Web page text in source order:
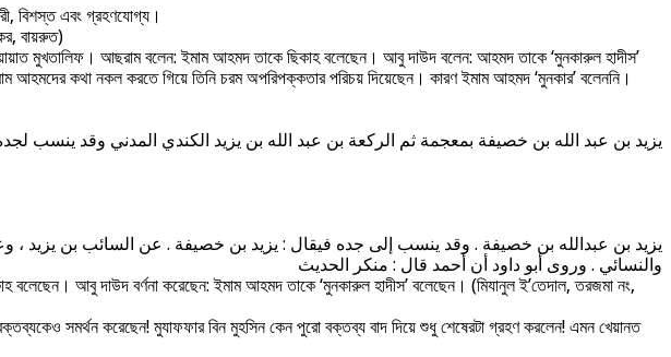
বিশস্ত এবং গ্রহণযোগ্য।
বায়রুত)
মুখতালিফ। আছরাম বলেন: ইমাম আহমদ তাকে ছিকাহ বলেছেন। আবু দাউদ বলেন: আহমদ তাকে ‘মুনকারুল হাদীস’
আহমদের কথা নকল করতে গিয়ে তিনি চরম অপরিপক্কতার পরিচয় দিয়েছেন। কারণ ইমাম আহমদ ‘মুনকার’ বলেননি।
يزيد بن عبد الله بن خصيفة بمعجمة ثم الركعة بن عبد الله بن يزيد الكندي المدني وقد ينسب
يزيد بن عبدالله بن خصيفة . وقد ينسب إلى جده فيقال : يزيد بن خصيفة . عن السائب بن يزيد ،
والنسائي . وروى أبو داود أن أحمد قال : منكر الحديث
বলেছেন। আবু দাউদ বর্ণনা করেছেন: ইমাম আহমদ তাকে ‘মুনকারুল হাদীস’ বলেছেন। (মিযানুল ই’তেদাল, তরজমা নং,
সমর্থন করেছেন! মুযাফফার বিন মুহসিন কেন পুরো বক্তব্য বাদ দিয়ে শুধু শেষেরটা গ্রহণ করলেন! এমন খেয়ানত